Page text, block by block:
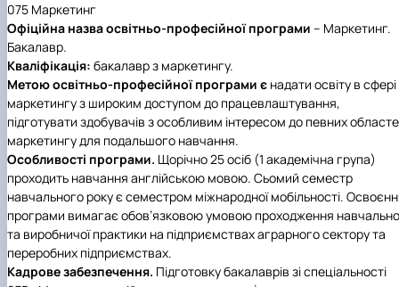
075 Маркетинг
Офіційна назва освітньо-професійної програми – Маркетинг.
Бакалавр.
Кваліфікація: бакалавр з маркетингу.
Метою освітньо-професійної програми є надати освіту в сфері
маркетингу з широким доступом до працевлаштування,
підготувати здобувачів з особливим інтересом до певних
маркетингу для подальшого навчання.
Особливості програми. Щорічно 25 осіб (1 академічна група)
проходить навчання англійською мовою. Сьомий семестр
навчального року є семестром міжнародної мобільності.
програми вимагає обов’язковою умовою проходження
та виробничої практики на підприємствах аграрного сектору та
переробних підприємствах.
Кадрове забезпечення. Підготовку бакалаврів зі спеціальності